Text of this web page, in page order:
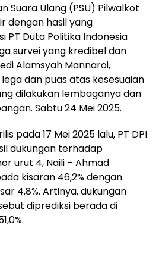
Suara Ulang (PSU) Pilwalkot
dengan hasil yang
Duta Politika Indonesia
survei yang kredibel dan
Alamsyah Mannaroi,
dan puas atas kesesuaian
dilakukan lembaganya dan
Sabtu 24 Mei 2025.
pada 17 Mei 2025 lalu, PT DPI
dukungan terhadap
urut 4, Naili – Ahmad
kisaran 46,2% dengan
4,8%. Artinya, dukungan
diprediksi berada di